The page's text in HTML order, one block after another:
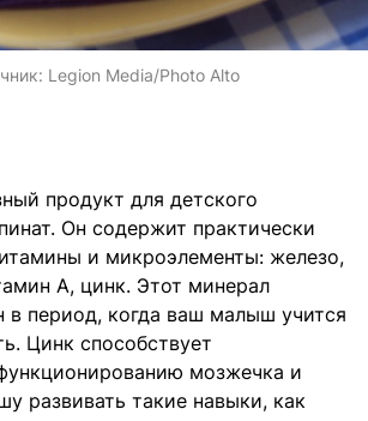
Legion Media/Photo Alto
продукт для детского
Он содержит практически
и микроэлементы: железо,
A, цинк. Этот минерал
в период, когда ваш малыш учится
Цинк способствует
мозжечка и
развивать такие навыки, как